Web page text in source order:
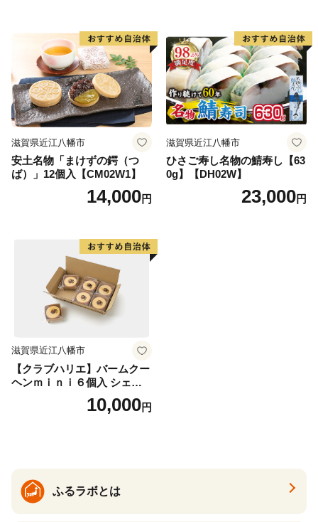
牛 松阪牛 に並ぶ 日本三大
和牛 近江牛）
滋賀県近江八幡市
安土名物「まけずの鍔（つ
ば）」12個入【CM02W1】
14,000円
滋賀県近江八幡市
ひさご寿し名物の鯖寿し【63
0g】【DH02W】
23,000円
滋賀県近江八幡市
【クラブハリエ】バームクー
ヘンｍｉｎｉ６個入 シェア
ボックス 個包装【FC01W】
10,000円
ふるラボとは